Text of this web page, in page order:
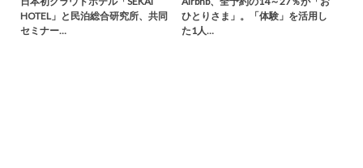
HOTEL」と民泊総合研究所、共同
セミナー…
ひとりさま」。「体験」を活用し
た1人…